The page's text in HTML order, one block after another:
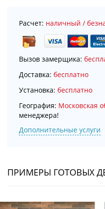
Расчет: наличный /
Вызов замерщика:
Доставка: бесплатно
Установка: бесплатно
География: Московская
менеджера!
Дополнительные услуги
ПРИМЕРЫ ГОТОВЫХ